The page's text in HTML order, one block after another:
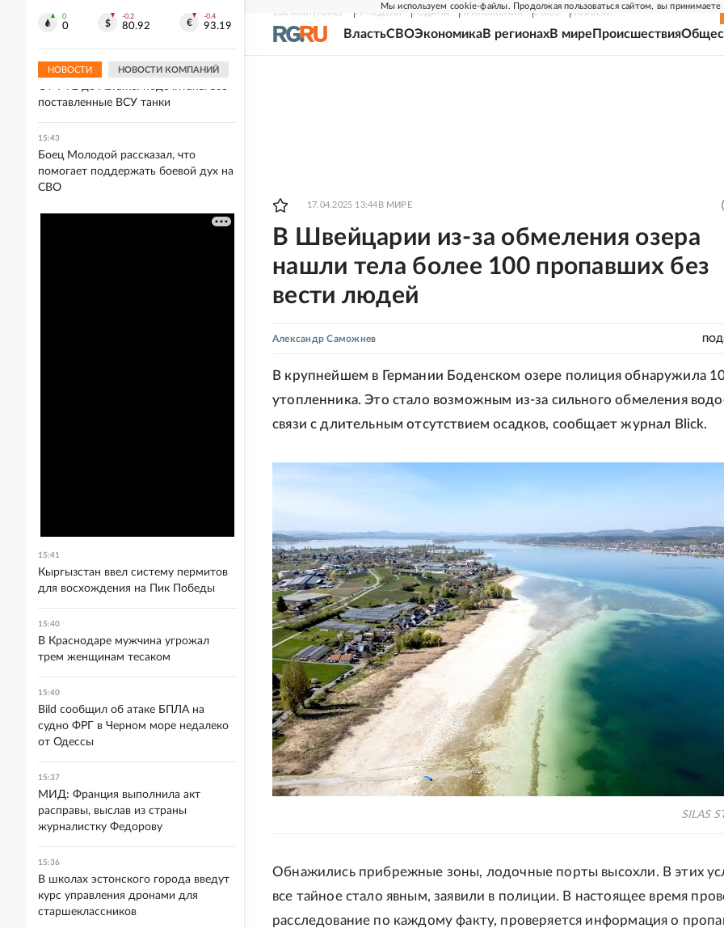
Мы используем cookie-файлы. Продолжая пользоваться сайтом, вы принимаете
СВЕЖИЙ НОМЕР РГ-НЕДЕЛЯ РОДИНА ПРИЛОЖЕНИЯ СОЮЗ НОВОСТИ
ВластьСВОЭкономикаВ регионахВ мире Происшествия
17.04.2025 13:44 В МИРЕ
В Швейцарии из-за обмеления озера
нашли тела более 100 пропавших без
вести людей
Александр Саможнев
В крупнейшем в Германии Боденском озере полиция обнаружила
утопленника. Это стало возможным из-за сильного обмеления
связи с длительным отсутствием осадков, сообщает журнал Blick.
SILAS
Обнажились прибрежные зоны, лодочные порты высохли. В этих
все тайное стало явным, заявили в полиции. В настоящее время
расследование по каждому факту, проверяется информация о
0
0
-0.2
80.92
-0.4
93.19
НОВОСТИ НОВОСТИ КОМПАНИЙ
В 10 пензенских школах введут
15:46
От Т-72 до Abrams: подсчитаны все
поставленные ВСУ танки
15:43
Боец Молодой рассказал, что
помогает поддержать боевой дух на
СВО
15:41
Кыргызстан ввел систему пермитов
для восхождения на Пик Победы
15:40
В Краснодаре мужчина угрожал
трем женщинам тесаком
15:40
Bild сообщил об атаке БПЛА на
судно ФРГ в Черном море недалеко
от Одессы
15:37
МИД: Франция выполнила акт
расправы, выслав из страны
журналистку Федорову
15:36
В школах эстонского города введут
курс управления дронами для
старшеклассников